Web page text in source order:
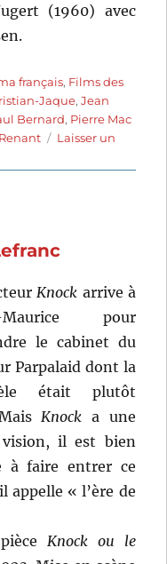
(1960) avec
français, Films des
Jaque,Jean
Bernard, Pierre Mac
Laisser un
Knock arrive à
Maurice pour
le cabinet du
Parpalaid dont la
était plutôt
Knock a une
il est bien
à faire entrer ce
appelle « l’ère de
Knock ou le